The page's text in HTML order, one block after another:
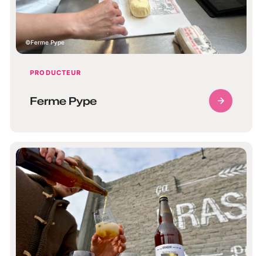
Ferme Pype
PRODUCTEUR
Ferme Pype